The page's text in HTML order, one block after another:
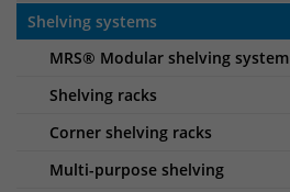
Shelving systems
MRS® Modular shelving system
Shelving racks
Corner shelving racks
Multi-purpose shelving